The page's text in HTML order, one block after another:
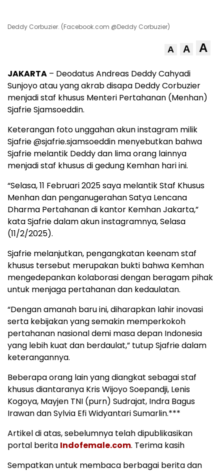
Deddy Corbuzier. (Facebook.com @Deddy Corbuzier)
A A A
JAKARTA – Deodatus Andreas Deddy Cahyadi
Sunjoyo atau yang akrab disapa Deddy Corbuzier
menjadi staf khusus Menteri Pertahanan (Menhan)
Sjafrie Sjamsoeddin.
Keterangan foto unggahan akun instagram milik
Sjafrie @sjafrie.sjamsoeddin menyebutkan bahwa
Sjafrie melantik Deddy dan lima orang lainnya
menjadi staf khusus di gedung Kemhan hari ini.
“Selasa, 11 Februari 2025 saya melantik Staf Khusus
Menhan dan penganugerahan Satya Lencana
Dharma Pertahanan di kantor Kemhan Jakarta,”
kata Sjafrie dalam akun instagramnya, Selasa
(11/2/2025).
Sjafrie melanjutkan, pengangkatan keenam staf
khusus tersebut merupakan bukti bahwa Kemhan
mengedepankan kolaborasi dengan beragam pihak
untuk menjaga pertahanan dan kedaulatan.
“Dengan amanah baru ini, diharapkan lahir inovasi
serta kebijakan yang semakin memperkokoh
pertahanan nasional demi masa depan Indonesia
yang lebih kuat dan berdaulat,” tutup Sjafrie dalam
keterangannya.
Beberapa orang lain yang diangkat sebagai staf
khusus diantaranya Kris Wijoyo Soepandji, Lenis
Kogoya, Mayjen TNI (purn) Sudrajat, Indra Bagus
Irawan dan Sylvia Efi Widyantari Sumarlin.***
Artikel di atas, sebelumnya telah dipublikasikan
portal berita Indofemale.com. Terima kasih
Sempatkan untuk membaca berbagai berita dan